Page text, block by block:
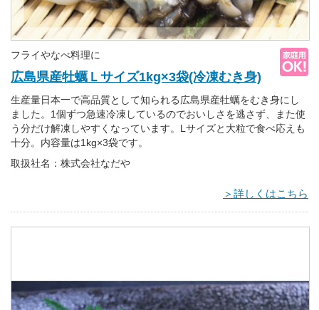
フライやなべ料理に
広島県産牡蠣Ｌサイズ1kg×3袋(冷凍むき身)
生産量日本一で高品質として知られる広島県産牡蠣をむき身にし
ました。1個ずつ急速冷凍しているのでおいしさを逃さず、また使
う分だけ解凍しやすくなっています。Lサイズと大粒で食べ応えも
十分。内容量は1kg×3袋です。
取扱社名：株式会社なだや
＞詳しくはこちら